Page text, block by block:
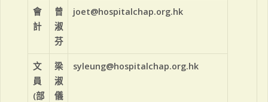
會
計
曾
淑
芬
joet@hospitalchap.org.hk
文
員
(部
梁
淑
儀
syleung@hospitalchap.org.hk